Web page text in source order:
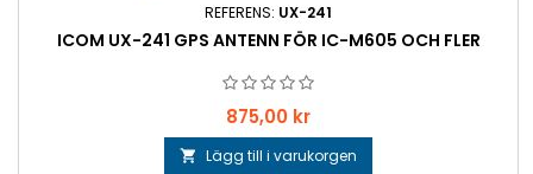
REFERENS: UX-241
ICOM UX-241 GPS ANTENN FÖR IC-M605 OCH FLER
Pris
875,00 kr
 Lägg till i varukorgen